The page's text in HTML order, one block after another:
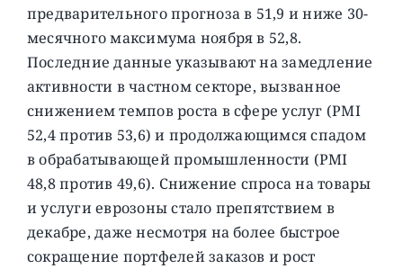
предварительного прогноза в 51,9 и ниже 30-
месячного максимума ноября в 52,8.
Последние данные указывают на замедление
активности в частном секторе, вызванное
снижением темпов роста в сфере услуг (PMI
52,4 против 53,6) и продолжающимся спадом
в обрабатывающей промышленности (PMI
48,8 против 49,6). Снижение спроса на товары
и услуги еврозоны стало препятствием в
декабре, даже несмотря на более быстрое
сокращение портфелей заказов и рост